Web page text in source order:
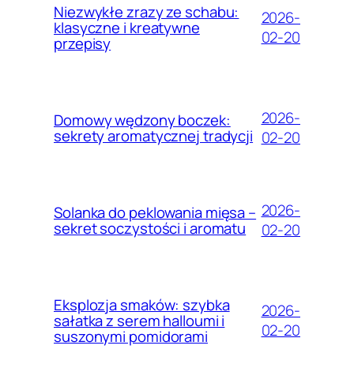
Niezwykłe zrazy ze schabu:
klasyczne i kreatywne
przepisy
2026-
02-20
Domowy wędzony boczek:
sekrety aromatycznej tradycji
2026-
02-20
Solanka do peklowania mięsa –
sekret soczystości i aromatu
2026-
02-20
Eksplozja smaków: szybka
sałatka z serem halloumi i
suszonymi pomidorami
2026-
02-20